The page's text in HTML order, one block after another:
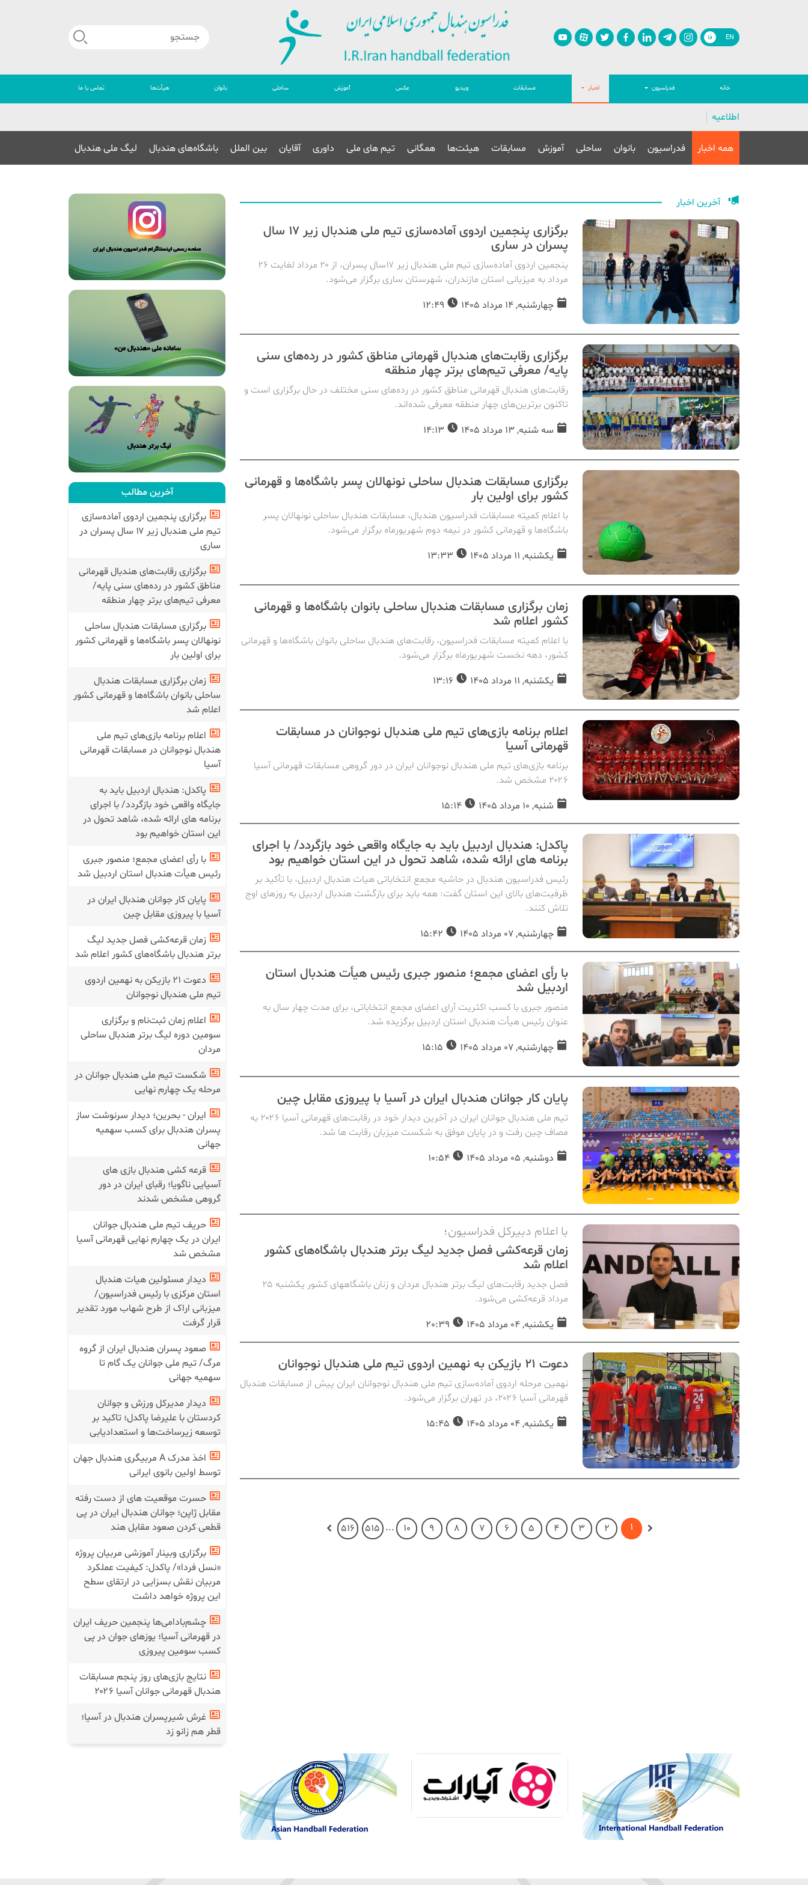
EN فا
خانه فدراسیون اخبار مسابقات ویدیو عکس آموزش ساحلی بانوان هیأت‌ها تماس با ما
اطلاعیه
همه اخبار فدراسیون بانوان ساحلی آموزش مسابقات هیئت‌ها همگانی تیم های ملی داوری آقایان بین الملل باشگاه‌های هندبال لیگ ملی هندبال
آخرین اخبار
برگزاری پنجمین اردوی آماده‌سازی تیم ملی هندبال زیر ۱۷ سال
پسران در ساری
پنجمین اردوی آماده‌سازی تیم ملی هندبال زیر ۱۷سال پسران، از ۲۰ مرداد لغایت ۲۶
مرداد به میزبانی استان مازندران، شهرستان ساری برگزار می‌شود.
چهارشنبه, 14 مرداد 1405
برگزاری رقابت‌های هندبال قهرمانی مناطق کشور در رده‌های سنی
پایه/ معرفی تیم‌های برتر چهار منطقه
رقابت‌های هندبال قهرمانی مناطق کشور در رده‌های سنی مختلف در حال برگزاری است و
تاکنون برترین‌های چهار منطقه معرفی شده‌اند.
سه شنبه, 13 مرداد 1405
برگزاری مسابقات هندبال ساحلی نونهالان پسر باشگاه‌ها و قهرمانی
کشور برای اولین بار
با اعلام کمیته مسابقات فدراسیون هندبال، مسابقات هندبال ساحلی نونهالان پسر
باشگاه‌ها و قهرمانی کشور در نیمه دوم شهریورماه برگزار می‌شود.
یکشنبه, 11 مرداد 1405
زمان برگزاری مسابقات هندبال ساحلی بانوان باشگاه‌ها و قهرمانی
کشور اعلام شد
با اعلام کمیته مسابقات فدراسیون، رقابت‌های هندبال ساحلی بانوان باشگاه‌ها و قهرمانی
کشور، دهه نخست شهریورماه برگزار می‌شود.
یکشنبه, 11 مرداد 1405
اعلام برنامه بازی‌های تیم ملی هندبال نوجوانان در مسابقات
قهرمانی آسیا
برنامه بازی‌های تیم ملی هندبال نوجوانان ایران در دور گروهی مسابقات قهرمانی آسیا
۲۰۲۶ مشخص شد.
شنبه, 10 مرداد 1405
پاکدل: هندبال اردبیل باید به جایگاه واقعی خود بازگردد/ با اجرای
برنامه های ارائه شده، شاهد تحول در این استان خواهیم بود
رئیس فدراسیون هندبال در حاشیه مجمع انتخاباتی هیات هندبال اردبیل، با تأکید بر
ظرفیت‌های بالای این استان گفت: همه باید برای بازگشت هندبال اردبیل به روزهای اوج
تلاش کنند.
چهارشنبه, 07 مرداد 1405
با رأی اعضای مجمع؛ منصور جبری رئیس هیأت هندبال استان
اردبیل شد
منصور جبری با کسب اکثریت آرای اعضای مجمع انتخاباتی، برای مدت چهار سال به
عنوان رئیس هیأت هندبال استان اردبیل برگزیده شد.
چهارشنبه, 07 مرداد 1405
پایان کار جوانان هندبال ایران در آسیا با پیروزی مقابل چین
تیم ملی هندبال جوانان ایران در آخرین دیدار خود در رقابت‌های قهرمانی آسیا ۲۰۲۶ به
مصاف چین رفت و در پایان موفق به شکست میزبان رقابت ها شد.
دوشنبه, 05 مرداد 1405
با اعلام دبیرکل فدراسیون؛
زمان قرعه‌کشی فصل جدید لیگ برتر هندبال باشگاه‌های کشور
اعلام شد
فصل جدید رقابت‌های لیگ برتر هندبال مردان و زنان باشگاههای کشور یکشنبه ۲۵
مرداد قرعه‌کشی می‌شود.
یکشنبه, 04 مرداد 1405
دعوت ۲۱ بازیکن به نهمین اردوی تیم ملی هندبال نوجوانان
نهمین مرحله اردوی آماده‌سازی تیم ملی هندبال نوجوانان ایران پیش از مسابقات هندبال
قهرمانی آسیا ۲۰۲۶، در تهران برگزار می‌شود.
یکشنبه, 04 مرداد 1405
1
2
3
4
5
6
7
8
9
10
...
515
516
آخرین مطالب
برگزاری پنجمین اردوی آماده‌سازی
تیم ملی هندبال زیر ۱۷ سال پسران در
ساری
برگزاری رقابت‌های هندبال قهرمانی
مناطق کشور در رده‌های سنی پایه/
معرفی تیم‌های برتر چهار منطقه
برگزاری مسابقات هندبال ساحلی
نونهالان پسر باشگاه‌ها و قهرمانی کشور
برای اولین بار
زمان برگزاری مسابقات هندبال
ساحلی بانوان باشگاه‌ها و قهرمانی کشور
اعلام شد
اعلام برنامه بازی‌های تیم ملی
هندبال نوجوانان در مسابقات قهرمانی
آسیا
پاکدل: هندبال اردبیل باید به
جایگاه واقعی خود بازگردد/ با اجرای
برنامه های ارائه شده، شاهد تحول در
این استان خواهیم بود
با رأی اعضای مجمع؛ منصور جبری
رئیس هیأت هندبال استان اردبیل شد
پایان کار جوانان هندبال ایران در
آسیا با پیروزی مقابل چین
زمان قرعه‌کشی فصل جدید لیگ
برتر هندبال باشگاه‌های کشور اعلام شد
دعوت ۲۱ بازیکن به نهمین اردوی
تیم ملی هندبال نوجوانان
اعلام زمان ثبت‌نام و برگزاری
سومین دوره لیگ برتر هندبال ساحلی
مردان
شکست تیم ملی هندبال جوانان در‌
مرحله یک چهارم نهایی
ایران - بحرین؛ دیدار سرنوشت ساز
پسران هندبال برای کسب سهمیه
جهانی
قرعه کشی هندبال بازی های
آسیایی ناگویا؛ رقبای ایران در دور
گروهی مشخص شدند
حریف تیم ملی هندبال جوانان
ایران در یک چهارم نهایی قهرمانی آسیا
مشخص شد
دیدار مسئولین هیات هندبال
استان مرکزی با رئیس فدراسیون/
میزبانی اراک از طرح شهاب مورد تقدیر
قرار گرفت
صعود پسران هندبال ایران از گروه
مرگ/ تیم ملی جوانان یک گام تا
سهمیه جهانی
دیدار مدیرکل ورزش و جوانان
کردستان با علیرضا پاکدل؛ تاکید بر
توسعه زیرساخت‌ها و استعدادیابی
اخذ مدرک A مربیگری هندبال جهان
توسط اولین بانوی ایرانی
حسرت موقعیت های از دست رفته
مقابل ژاپن؛ جوانان هندبال ایران در پی
قطعی کردن صعود مقابل هند
برگزاری وبینار آموزشی مربیان پروژه
«نسل فردا»/ پاکدل: کیفیت عملکرد
مربیان نقش بسزایی در ارتقای سطح
این پروژه خواهد داشت
چشم‌بادامی‌ها پنجمین حریف ایران
در قهرمانی آسیا؛ یوز‌های جوان در پی
کسب سومین پیروزی
نتایج بازی‌های روز پنجم مسابقات
هندبال قهرمانی جوانان آسیا ۲۰۲۶
غرش شیرپسران هندبال در آسیا؛
قطر هم زانو زد